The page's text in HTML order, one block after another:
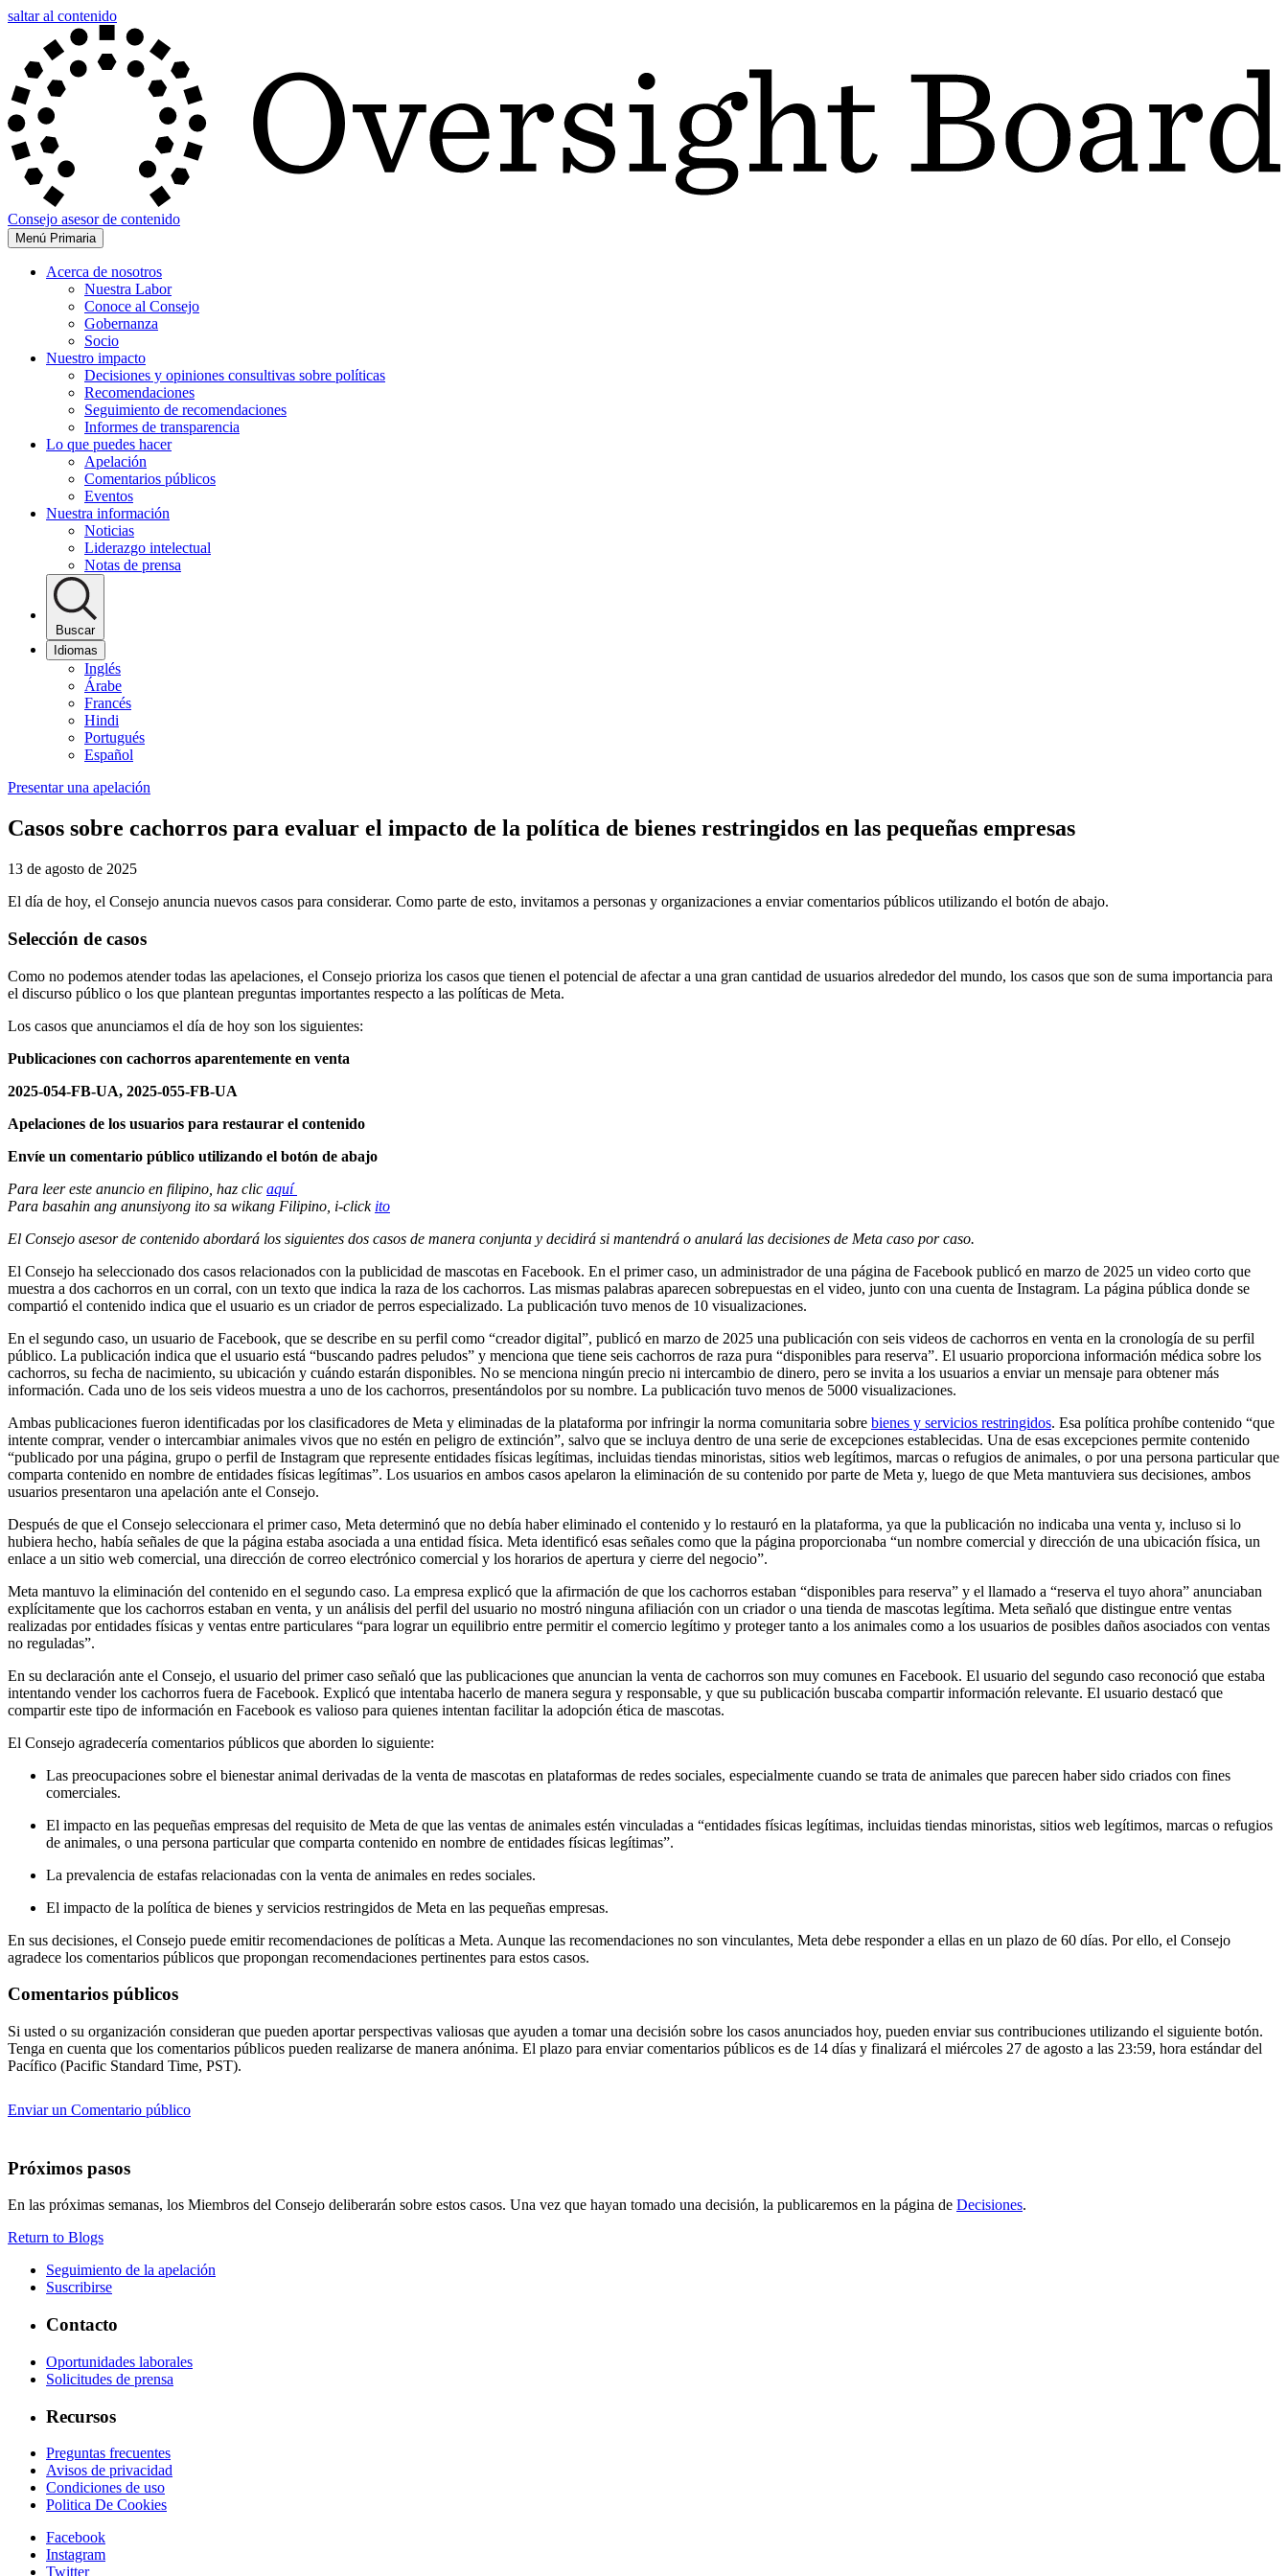
saltar al contenido
Consejo asesor de contenido
Menú Primaria
Acerca de nosotros
Nuestra Labor
Conoce al Consejo
Gobernanza
Socio
Nuestro impacto
Decisiones y opiniones consultivas sobre políticas
Recomendaciones
Seguimiento de recomendaciones
Informes de transparencia
Lo que puedes hacer
Apelación
Comentarios públicos
Eventos
Nuestra información
Noticias
Liderazgo intelectual
Notas de prensa
Buscar
Idiomas
Inglés
Árabe
Francés
Hindi
Portugués
Español
Presentar una apelación
Casos sobre cachorros para evaluar el impacto de la política de bienes restringidos en las pequeñas empresas
13 de agosto de 2025
El día de hoy, el Consejo anuncia nuevos casos para considerar. Como parte de esto, invitamos a personas y organizaciones a enviar comentarios públicos utilizando el botón de abajo.
Selección de casos
Como no podemos atender todas las apelaciones, el Consejo prioriza los casos que tienen el potencial de afectar a una gran cantidad de usuarios alrededor del mundo, los casos que son de suma importancia para
el discurso público o los que plantean preguntas importantes respecto a las políticas de Meta.
Los casos que anunciamos el día de hoy son los siguientes:
Publicaciones con cachorros aparentemente en venta
2025-054-FB-UA, 2025-055-FB-UA
Apelaciones de los usuarios para restaurar el contenido
Envíe un comentario público utilizando el botón de abajo
Para leer este anuncio en filipino, haz clic aquí
Para basahin ang anunsiyong ito sa wikang Filipino, i-click ito
El Consejo asesor de contenido abordará los siguientes dos casos de manera conjunta y decidirá si mantendrá o anulará las decisiones de Meta caso por caso.
El Consejo ha seleccionado dos casos relacionados con la publicidad de mascotas en Facebook. En el primer caso, un administrador de una página de Facebook publicó en marzo de 2025 un video corto que
muestra a dos cachorros en un corral, con un texto que indica la raza de los cachorros. Las mismas palabras aparecen sobrepuestas en el video, junto con una cuenta de Instagram. La página pública donde se
compartió el contenido indica que el usuario es un criador de perros especializado. La publicación tuvo menos de 10 visualizaciones.
En el segundo caso, un usuario de Facebook, que se describe en su perfil como “creador digital”, publicó en marzo de 2025 una publicación con seis videos de cachorros en venta en la cronología de su perfil
público. La publicación indica que el usuario está “buscando padres peludos” y menciona que tiene seis cachorros de raza pura “disponibles para reserva”. El usuario proporciona información médica sobre los
cachorros, su fecha de nacimiento, su ubicación y cuándo estarán disponibles. No se menciona ningún precio ni intercambio de dinero, pero se invita a los usuarios a enviar un mensaje para obtener más
información. Cada uno de los seis videos muestra a uno de los cachorros, presentándolos por su nombre. La publicación tuvo menos de 5000 visualizaciones.
Ambas publicaciones fueron identificadas por los clasificadores de Meta y eliminadas de la plataforma por infringir la norma comunitaria sobre bienes y servicios restringidos. Esa política prohíbe contenido “que
intente comprar, vender o intercambiar animales vivos que no estén en peligro de extinción”, salvo que se incluya dentro de una serie de excepciones establecidas. Una de esas excepciones permite contenido
“publicado por una página, grupo o perfil de Instagram que represente entidades físicas legítimas, incluidas tiendas minoristas, sitios web legítimos, marcas o refugios de animales, o por una persona particular que
comparta contenido en nombre de entidades físicas legítimas”. Los usuarios en ambos casos apelaron la eliminación de su contenido por parte de Meta y, luego de que Meta mantuviera sus decisiones, ambos
usuarios presentaron una apelación ante el Consejo.
Después de que el Consejo seleccionara el primer caso, Meta determinó que no debía haber eliminado el contenido y lo restauró en la plataforma, ya que la publicación no indicaba una venta y, incluso si lo
hubiera hecho, había señales de que la página estaba asociada a una entidad física. Meta identificó esas señales como que la página proporcionaba “un nombre comercial y dirección de una ubicación física, un
enlace a un sitio web comercial, una dirección de correo electrónico comercial y los horarios de apertura y cierre del negocio”.
Meta mantuvo la eliminación del contenido en el segundo caso. La empresa explicó que la afirmación de que los cachorros estaban “disponibles para reserva” y el llamado a “reserva el tuyo ahora” anunciaban
explícitamente que los cachorros estaban en venta, y un análisis del perfil del usuario no mostró ninguna afiliación con un criador o una tienda de mascotas legítima. Meta señaló que distingue entre ventas
realizadas por entidades físicas y ventas entre particulares “para lograr un equilibrio entre permitir el comercio legítimo y proteger tanto a los animales como a los usuarios de posibles daños asociados con ventas
no reguladas”.
En su declaración ante el Consejo, el usuario del primer caso señaló que las publicaciones que anuncian la venta de cachorros son muy comunes en Facebook. El usuario del segundo caso reconoció que estaba
intentando vender los cachorros fuera de Facebook. Explicó que intentaba hacerlo de manera segura y responsable, y que su publicación buscaba compartir información relevante. El usuario destacó que
compartir este tipo de información en Facebook es valioso para quienes intentan facilitar la adopción ética de mascotas.
El Consejo agradecería comentarios públicos que aborden lo siguiente:
Las preocupaciones sobre el bienestar animal derivadas de la venta de mascotas en plataformas de redes sociales, especialmente cuando se trata de animales que parecen haber sido criados con fines
comerciales.
El impacto en las pequeñas empresas del requisito de Meta de que las ventas de animales estén vinculadas a “entidades físicas legítimas, incluidas tiendas minoristas, sitios web legítimos, marcas o refugios
de animales, o una persona particular que comparta contenido en nombre de entidades físicas legítimas”.
La prevalencia de estafas relacionadas con la venta de animales en redes sociales.
El impacto de la política de bienes y servicios restringidos de Meta en las pequeñas empresas.
En sus decisiones, el Consejo puede emitir recomendaciones de políticas a Meta. Aunque las recomendaciones no son vinculantes, Meta debe responder a ellas en un plazo de 60 días. Por ello, el Consejo
agradece los comentarios públicos que propongan recomendaciones pertinentes para estos casos.
Comentarios públicos
Si usted o su organización consideran que pueden aportar perspectivas valiosas que ayuden a tomar una decisión sobre los casos anunciados hoy, pueden enviar sus contribuciones utilizando el siguiente botón.
Tenga en cuenta que los comentarios públicos pueden realizarse de manera anónima. El plazo para enviar comentarios públicos es de 14 días y finalizará el miércoles 27 de agosto a las 23:59, hora estándar del
Pacífico (Pacific Standard Time, PST).
Enviar un Comentario público
Próximos pasos
En las próximas semanas, los Miembros del Consejo deliberarán sobre estos casos. Una vez que hayan tomado una decisión, la publicaremos en la página de Decisiones.
Return to Blogs
Seguimiento de la apelación
Suscribirse
Contacto
Oportunidades laborales
Solicitudes de prensa
Recursos
Preguntas frecuentes
Avisos de privacidad
Condiciones de uso
Politica De Cookies
Facebook
Instagram
Twitter